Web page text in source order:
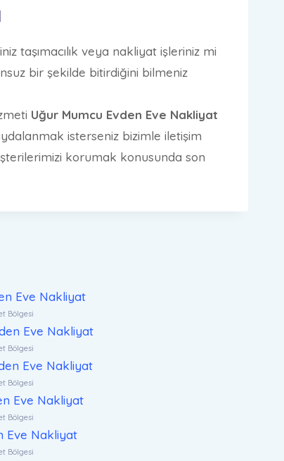
taşımacılık veya nakliyat işleriniz mi
bir şekilde bitirdiğini bilmeniz
Uğur Mumcu Evden Eve Nakliyat
isterseniz bizimle iletişim
korumak konusunda son
Eve Nakliyat
Bölgesi
Eve Nakliyat
Bölgesi
Eve Nakliyat
Bölgesi
Eve Nakliyat
Bölgesi
Eve Nakliyat
Bölgesi